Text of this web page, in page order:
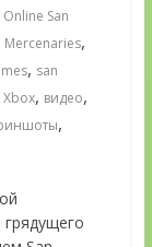
Online San
Mercenaries,
, san
Xbox, видео,
,